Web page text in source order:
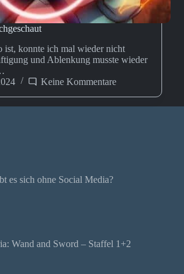
ist, konnte ich mal wieder nicht
und Ablenkung musste wieder
Keine Kommentare
es sich ohne Social Media?
Wand and Sword – Staffel 1+2